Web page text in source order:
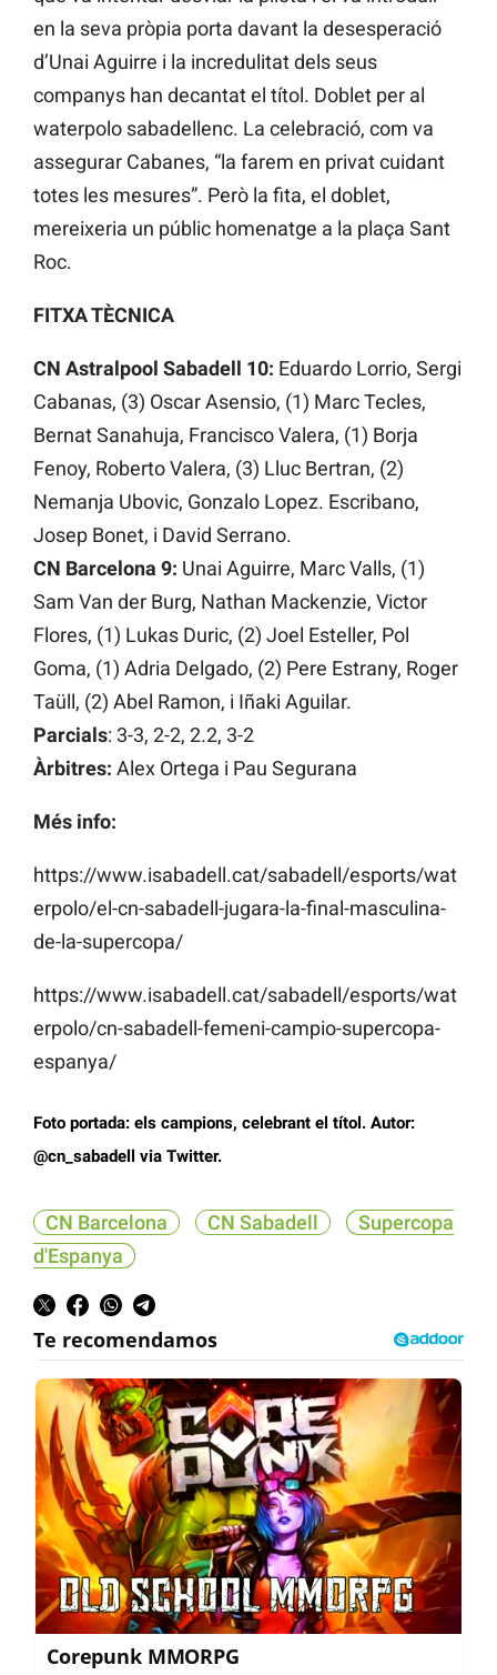
en la seva pròpia porta davant la desesperació
d’Unai Aguirre i la incredulitat dels seus
companys han decantat el títol. Doblet per al
waterpolo sabadellenc. La celebració, com va
assegurar Cabanes, “la farem en privat cuidant
totes les mesures”. Però la fita, el doblet,
mereixeria un públic homenatge a la plaça Sant
Roc.
FITXA TÈCNICA
CN Astralpool Sabadell 10: Eduardo Lorrio, Sergi
Cabanas, (3) Oscar Asensio, (1) Marc Tecles,
Bernat Sanahuja, Francisco Valera, (1) Borja
Fenoy, Roberto Valera, (3) Lluc Bertran, (2)
Nemanja Ubovic, Gonzalo Lopez. Escribano,
Josep Bonet, i David Serrano.
CN Barcelona 9: ​​Unai Aguirre, Marc Valls, (1)
Sam Van der Burg, Nathan Mackenzie, Victor
Flores, (1) Lukas Duric, (2) Joel Esteller, Pol
Goma, (1) Adria Delgado, (2) Pere Estrany, Roger
Taüll, (2) Abel Ramon, i Iñaki Aguilar.
Parcials: 3-3, 2-2, 2.2, 3-2
Àrbitres: Alex Ortega i Pau Segurana
Més info:
https://www.isabadell.cat/sabadell/esports/wat
erpolo/el-cn-sabadell-jugara-la-final-masculina-
de-la-supercopa/
https://www.isabadell.cat/sabadell/esports/wat
erpolo/cn-sabadell-femeni-campio-supercopa-
espanya/
Foto portada: els campions, celebrant el títol. Autor:
@cn_sabadell via Twitter.
CN Barcelona CN Sabadell
Supercopa
d'Espanya
Corepunk MMORPG